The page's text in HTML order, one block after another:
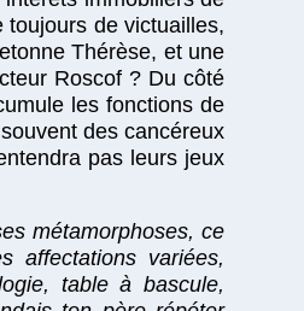
de victuailles,
Thérèse, et une
Roscof ? Du côté
les fonctions de
des cancéreux
pas leurs jeux
métamorphoses, ce
affectations variées,
table à bascule,